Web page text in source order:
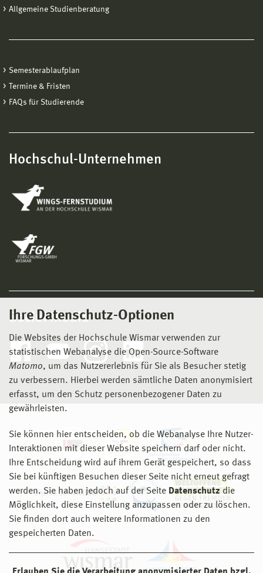
Ihre Datenschutz-Optionen
Die Websites der Hochschule Wismar verwenden zur
statistischen Webanalyse die Open-Source-Software
Matomo, um das Nutzererlebnis für Sie als Besucher stetig
zu verbessern. Hierbei werden sämtliche Daten anonymisiert
erfasst, um den Schutz personenbezogener Daten zu
gewährleisten.
Sie können hier entscheiden, ob die Webanalyse Ihre Nutzer-
Interaktionen mit dieser Website speichern darf oder nicht.
Ihre Entscheidung wird auf ihrem Gerät gespeichert, so dass
Sie bei künftigen Besuchen dieser Seite nicht erneut gefragt
werden. Sie haben jedoch auf der Seite Datenschutz die
Möglichkeit, diese Einstellung anzupassen oder zu löschen.
Sie finden dort auch weitere Informationen zu den
gespeicherten Daten.
Allgemeine Studienberatung
Semesterablaufplan
Termine & Fristen
FAQs für Studierende
Hochschul-Unternehmen
Social Media